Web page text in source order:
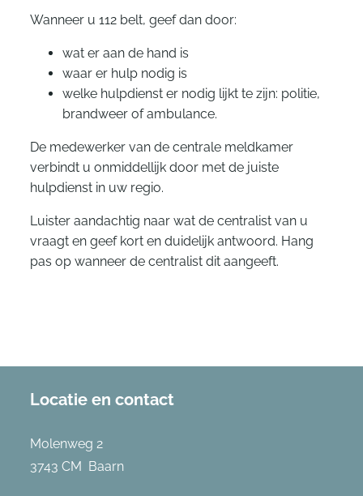
Wanneer u 112 belt, geef dan door:
wat er aan de hand is
waar er hulp nodig is
welke hulpdienst er nodig lijkt te zijn: politie,
brandweer of ambulance.
De medewerker van de centrale meldkamer
verbindt u onmiddellijk door met de juiste
hulpdienst in uw regio.
Luister aandachtig naar wat de centralist van u
vraagt en geef kort en duidelijk antwoord. Hang
pas op wanneer de centralist dit aangeeft.
Locatie en contact
Molenweg 2
3743 CM Baarn